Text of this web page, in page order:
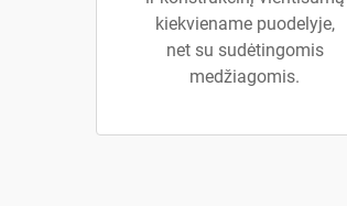
kiekviename puodelyje,
net su sudėtingomis
medžiagomis.